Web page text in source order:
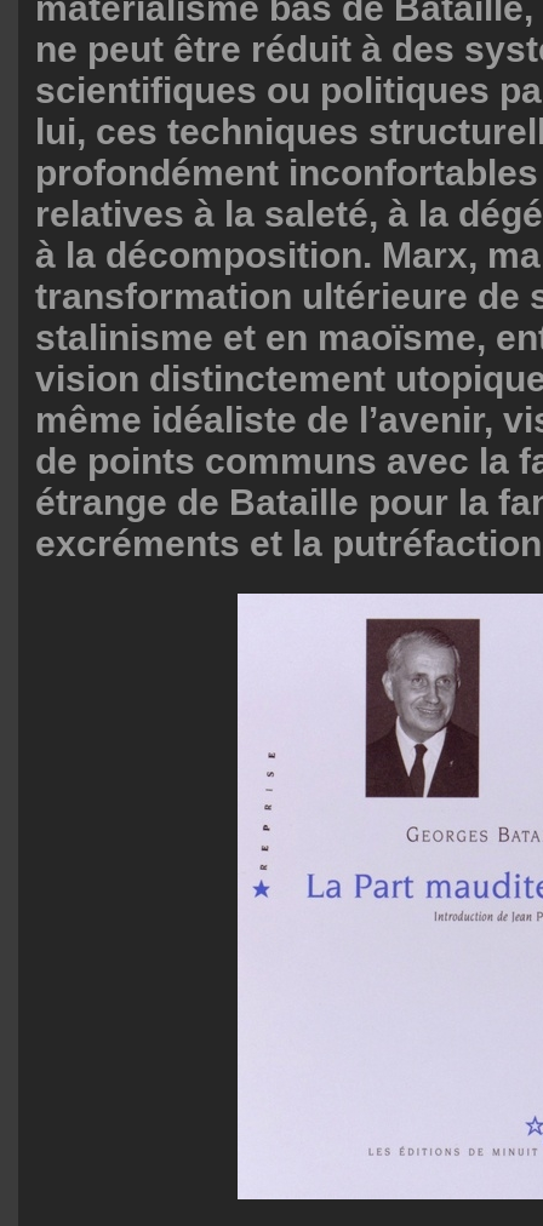
matérialisme bas de
ne peut être réduit à des
scientifiques ou politiques
lui, ces techniques
profondément
relatives à la saleté, à la
à la décomposition. Marx,
transformation ultérieure de
stalinisme et en maoïsme,
vision distinctement
même idéaliste de l’avenir,
de points communs avec la
étrange de Bataille pour la
excréments et la